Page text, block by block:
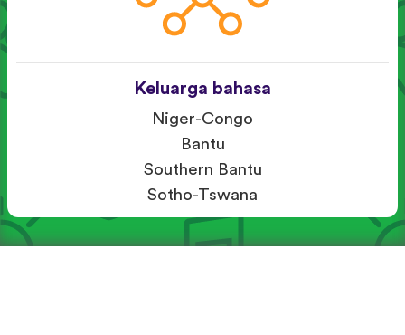
Keluarga bahasa
Niger-Congo
Bantu
Southern Bantu
Sotho-Tswana